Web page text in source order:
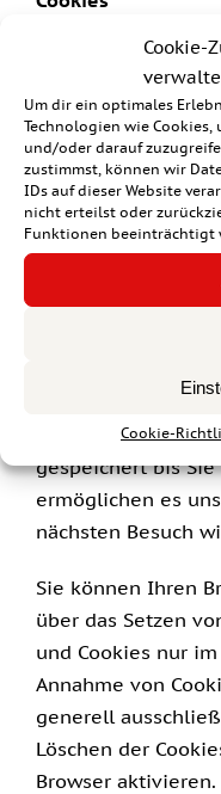
Cookie-
Um dir ein optimales
Technologien wie
und/oder darauf
zustimmst, können wir
IDs auf dieser Website
nicht erteilst oder
Funktionen beeinträchtigt
Cookie-
Die Internetseiten
genannte
Rechner keinen
Viren. Cookies
machen. Cookies
Ihrem Rechner
Die meisten der
nach Ende Ihres
Andere Cookies
gespeichert bis Sie
ermöglichen es
nächsten Besuch
Sie können Ihren
über das Setzen
und Cookies nur
Annahme von
generell
Löschen der
Browser